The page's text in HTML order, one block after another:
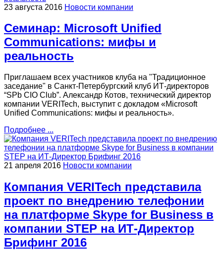
23 августа 2016 Новости компании
Семинар: Microsoft Unified
Communications: мифы и
реальность
Приглашаем всех участников клуба на "Традиционное
заседание" в Санкт-Петербургский клуб ИТ-директоров
“SPb CIO Club”. Александр Котов, технический директор
компании VERITech, выступит с докладом «Microsoft
Unified Communications: мифы и реальность».
Подробнее ...
21 апреля 2016 Новости компании
Компания VERITech представила
проект по внедрению телефонии
на платформе Skype for Business в
компании STEP на ИТ-Директор
Брифинг 2016